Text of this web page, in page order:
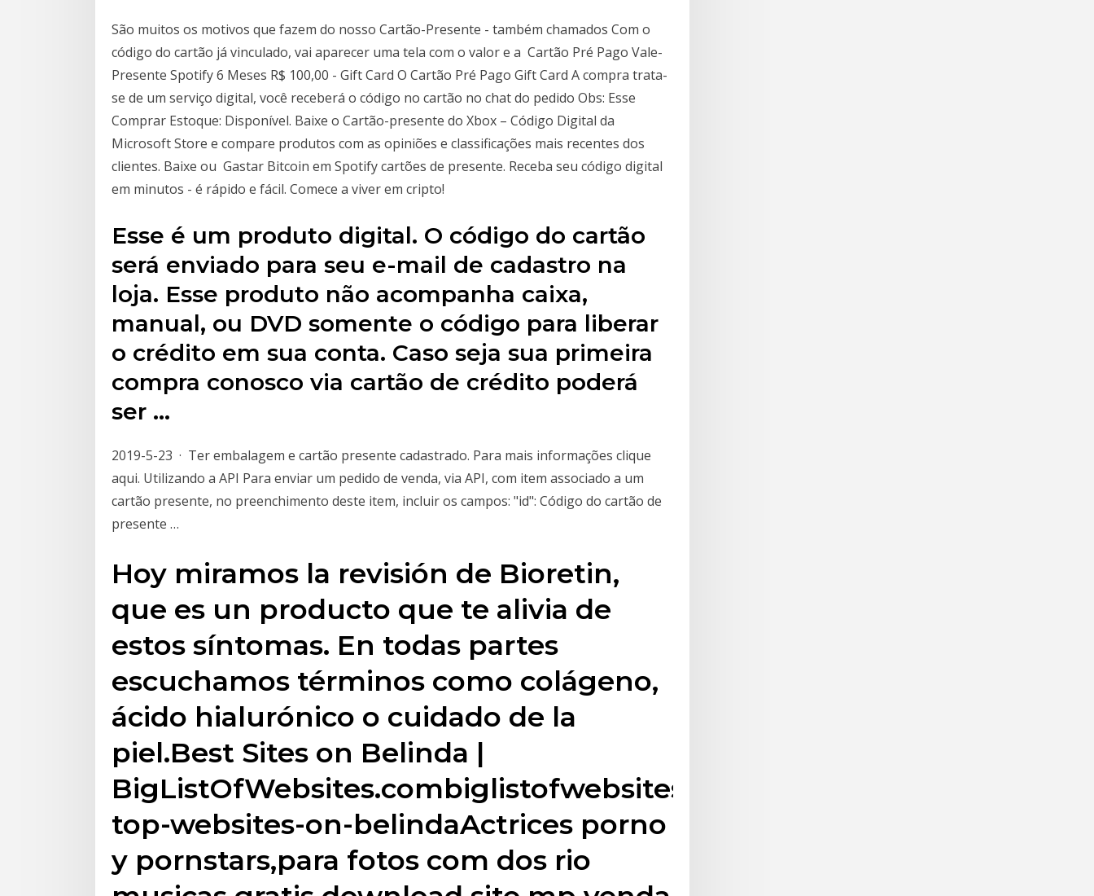
São muitos os motivos que fazem do nosso Cartão-Presente - também chamados Com o
código do cartão já vinculado, vai aparecer uma tela com o valor e a Cartão Pré Pago Vale-
Presente Spotify 6 Meses R$ 100,00 - Gift Card O Cartão Pré Pago Gift Card A compra trata-
se de um serviço digital, você receberá o código no cartão no chat do pedido Obs: Esse
Comprar Estoque: Disponível. Baixe o Cartão-presente do Xbox – Código Digital da
Microsoft Store e compare produtos com as opiniões e classificações mais recentes dos
clientes. Baixe ou Gastar Bitcoin em Spotify cartões de presente. Receba seu código digital
em minutos - é rápido e fácil. Comece a viver em cripto!
Esse é um produto digital. O código do cartão
será enviado para seu e-mail de cadastro na
loja. Esse produto não acompanha caixa,
manual, ou DVD somente o código para liberar
o crédito em sua conta. Caso seja sua primeira
compra conosco via cartão de crédito poderá
ser …
2019-5-23 · Ter embalagem e cartão presente cadastrado. Para mais informações clique
aqui. Utilizando a API Para enviar um pedido de venda, via API, com item associado a um
cartão presente, no preenchimento deste item, incluir os campos: "id": Código do cartão de
presente …
Hoy miramos la revisión de Bioretin,
que es un producto que te alivia de
estos síntomas. En todas partes
escuchamos términos como colágeno,
ácido hialurónico o cuidado de la
piel.Best Sites on Belinda |
BigListOfWebsites.combiglistofwebsites.com/list-
top-websites-on-belindaActrices porno
y pornstars,para fotos com dos rio